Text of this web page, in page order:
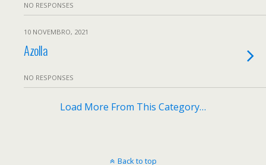
NO RESPONSES
10 NOVEMBRO, 2021
Azolla
NO RESPONSES
Load More From This Category…
Back to top